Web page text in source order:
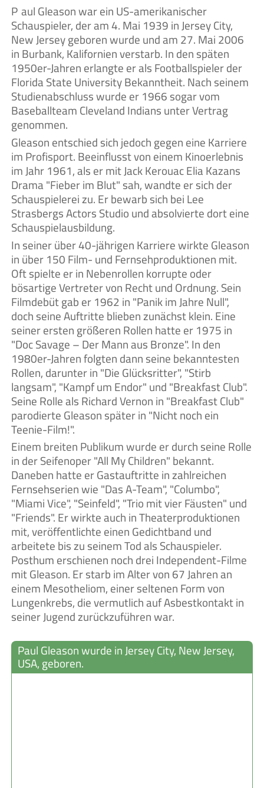
Paul Gleason war ein US-amerikanischer
Schauspieler, der am 4. Mai 1939 in Jersey City,
New Jersey geboren wurde und am 27. Mai 2006
in Burbank, Kalifornien verstarb. In den späten
1950er-Jahren erlangte er als Footballspieler der
Florida State University Bekanntheit. Nach seinem
Studienabschluss wurde er 1966 sogar vom
Baseballteam Cleveland Indians unter Vertrag
genommen.
Gleason entschied sich jedoch gegen eine Karriere
im Profisport. Beeinflusst von einem Kinoerlebnis
im Jahr 1961, als er mit Jack Kerouac Elia Kazans
Drama "Fieber im Blut" sah, wandte er sich der
Schauspielerei zu. Er bewarb sich bei Lee
Strasbergs Actors Studio und absolvierte dort eine
Schauspielausbildung.
In seiner über 40-jährigen Karriere wirkte Gleason
in über 150 Film- und Fernsehproduktionen mit.
Oft spielte er in Nebenrollen korrupte oder
bösartige Vertreter von Recht und Ordnung. Sein
Filmdebüt gab er 1962 in "Panik im Jahre Null",
doch seine Auftritte blieben zunächst klein. Eine
seiner ersten größeren Rollen hatte er 1975 in
"Doc Savage – Der Mann aus Bronze". In den
1980er-Jahren folgten dann seine bekanntesten
Rollen, darunter in "Die Glücksritter", "Stirb
langsam", "Kampf um Endor" und "Breakfast Club".
Seine Rolle als Richard Vernon in "Breakfast Club"
parodierte Gleason später in "Nicht noch ein
Teenie-Film!".
Einem breiten Publikum wurde er durch seine Rolle
in der Seifenoper "All My Children" bekannt.
Daneben hatte er Gastauftritte in zahlreichen
Fernsehserien wie "Das A-Team", "Columbo",
"Miami Vice", "Seinfeld", "Trio mit vier Fäusten" und
"Friends". Er wirkte auch in Theaterproduktionen
mit, veröffentlichte einen Gedichtband und
arbeitete bis zu seinem Tod als Schauspieler.
Posthum erschienen noch drei Independent-Filme
mit Gleason. Er starb im Alter von 67 Jahren an
einem Mesotheliom, einer seltenen Form von
Lungenkrebs, die vermutlich auf Asbestkontakt in
seiner Jugend zurückzuführen war.
Paul Gleason wurde in Jersey City, New Jersey,
USA, geboren.